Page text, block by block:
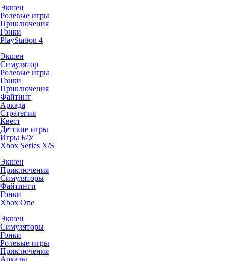
Экшен
Ролевые игры
Приключения
Гонки
PlayStation 4
Экшен
Симулятор
Ролевые игры
Гонки
Приключения
Файтинг
Аркада
Стратегия
Квест
Детские игры
Игры Б/У
Xbox Series X/S
Экшен
Приключения
Симуляторы
Файтинги
Гонки
Xbox One
Экшен
Симуляторы
Гонки
Ролевые игры
Приключения
Аркады